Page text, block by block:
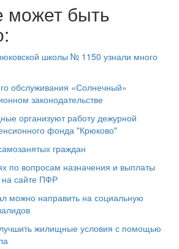
может быть
школы № 1150 узнали много
обслуживания «Солнечный»
законодательстве
организуют работу дежурной
фонда "Крюково"
граждан
по вопросам назначения и выплаты
на сайте ПФР
можно направить на социальную
жилищные условия с помощью